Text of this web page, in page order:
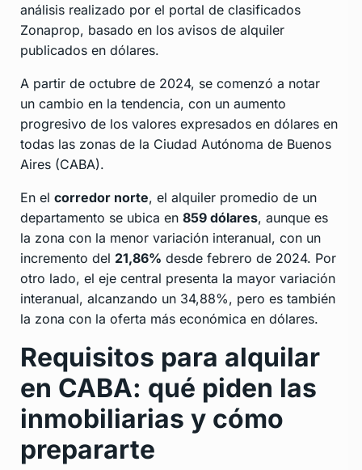
análisis realizado por el portal de clasificados
Zonaprop, basado en los avisos de alquiler
publicados en dólares.
A partir de octubre de 2024, se comenzó a notar
un cambio en la tendencia, con un aumento
progresivo de los valores expresados en dólares en
todas las zonas de la Ciudad Autónoma de Buenos
Aires (CABA).
En el corredor norte, el alquiler promedio de un
departamento se ubica en 859 dólares, aunque es
la zona con la menor variación interanual, con un
incremento del 21,86% desde febrero de 2024. Por
otro lado, el eje central presenta la mayor variación
interanual, alcanzando un 34,88%, pero es también
la zona con la oferta más económica en dólares.
Requisitos para alquilar
en CABA: qué piden las
inmobiliarias y cómo
prepararte